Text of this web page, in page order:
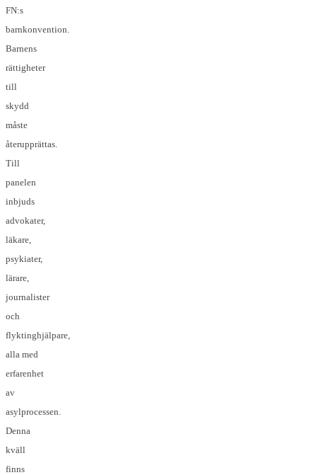
FN:s
barnkonvention.
Barnens
rättigheter
till
skydd
måste
återupprättas.
Till
panelen
inbjuds
advokater,
läkare,
psykiater,
lärare,
journalister
och
flyktinghjälpare,
alla med
erfarenhet
av
asylprocessen.
Denna
kväll
finns